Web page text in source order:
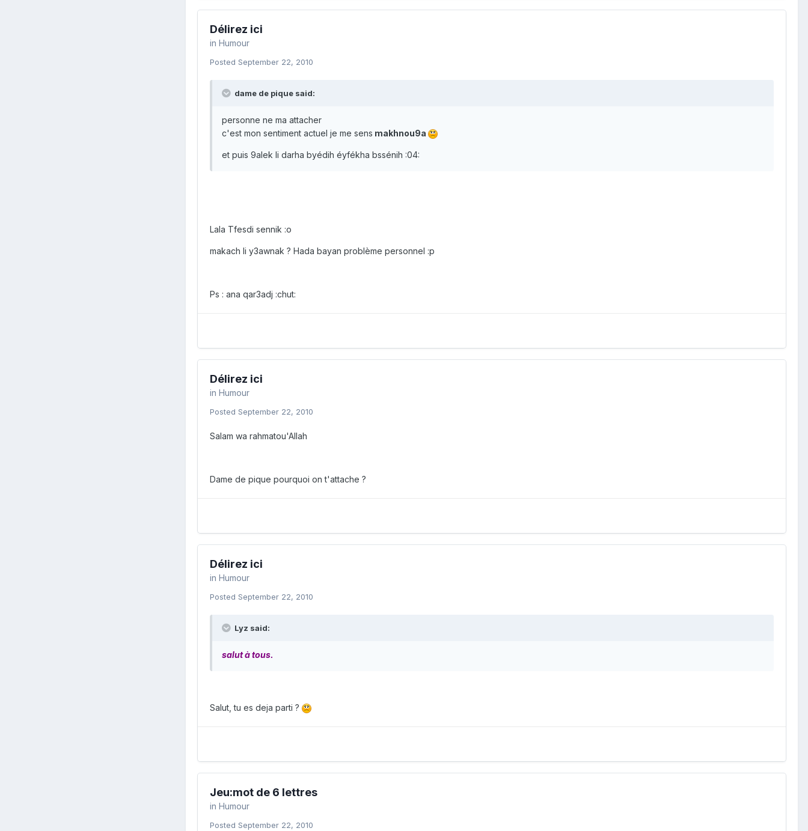
Délirez ici
in Humour
Posted September 22, 2010
dame de pique said:
personne ne ma attacher
c'est mon sentiment actuel je me sens makhnou9a
et puis 9alek li darha byédih éyfékha bssénih :04:
Lala Tfesdi sennik :o
makach li y3awnak ? Hada bayan problème personnel :p
Ps : ana qar3adj :chut:
Délirez ici
in Humour
Posted September 22, 2010
Salam wa rahmatou'Allah
Dame de pique pourquoi on t'attache ?
Délirez ici
in Humour
Posted September 22, 2010
Lyz said:
salut à tous.
Salut, tu es deja parti ?
Jeu:mot de 6 lettres
in Humour
Posted September 22, 2010